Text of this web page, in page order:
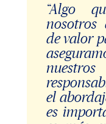
“Algo
nosotros
de valor
el
es